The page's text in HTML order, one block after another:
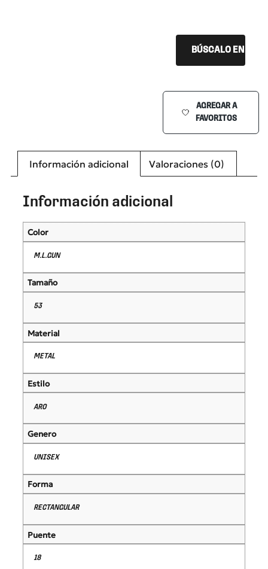
BÚSCALO EN TU
AGREGAR A
FAVORITOS
Información adicional Valoraciones (0)
Información adicional
Color
M.L.GUN
Tamaño
53
Material
METAL
Estilo
ARO
Genero
UNISEX
Forma
RECTANGULAR
Puente
18